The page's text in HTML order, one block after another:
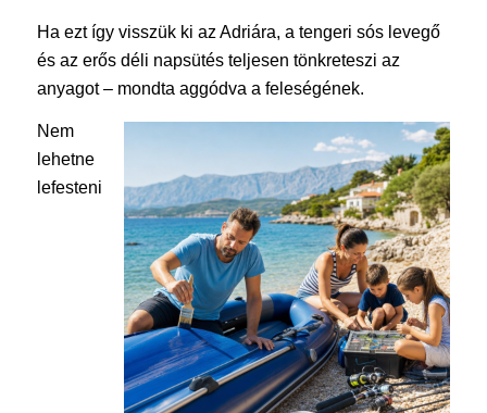
Ha ezt így visszük ki az Adriára, a tengeri sós levegő
és az erős déli napsütés teljesen tönkreteszi az
anyagot – mondta aggódva a feleségének.
Nem
lehetne
lefesteni